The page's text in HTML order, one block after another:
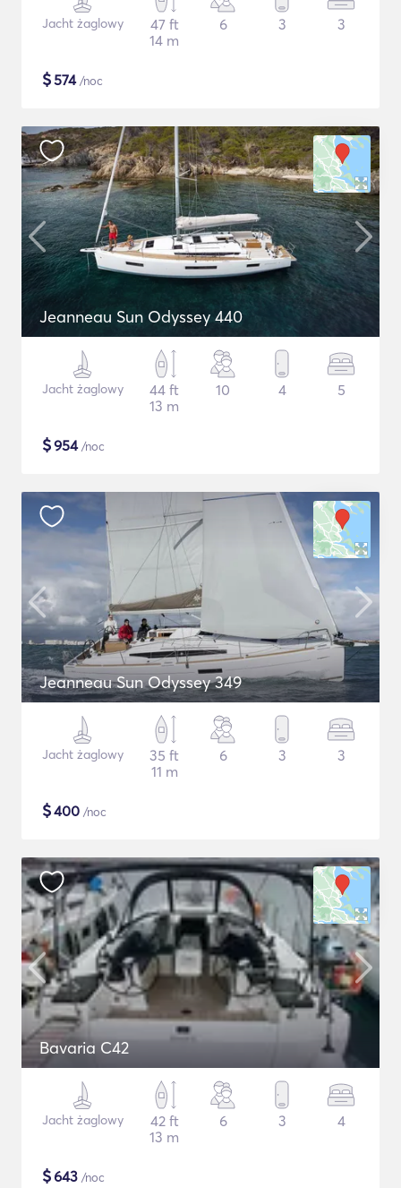
Jacht żaglowy
47 ft
14 m
6 3 3
$574/noc
Jeanneau Sun Odyssey 440
Jacht żaglowy
44 ft
13 m
10 4 5
$954/noc
Jeanneau Sun Odyssey 349
Jacht żaglowy
35 ft
11 m
6 3 3
$400 /noc
Bavaria C42
Jacht żaglowy
42 ft
13 m
6 3 4
$643 /noc